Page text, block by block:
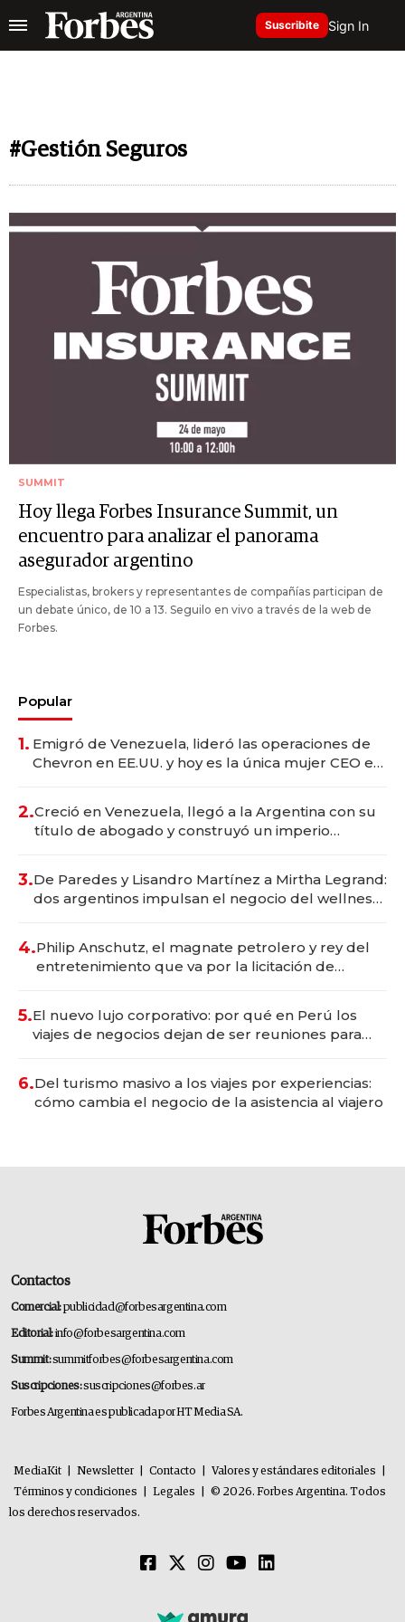
Suscribite Sign In
#Gestión Seguros
SUMMIT
Hoy llega Forbes Insurance Summit, un
encuentro para analizar el panorama
asegurador argentino
Especialistas, brokers y representantes de compañías participan de
un debate único, de 10 a 13. Seguilo en vivo a través de la web de
Forbes.
Popular
1. Emigró de Venezuela, lideró las operaciones de
Chevron en EE.UU. y hoy es la única mujer CEO en
2.Creció en Venezuela, llegó a la Argentina con su
título de abogado y construyó un imperio
3.De Paredes y Lisandro Martínez a Mirtha Legrand:
dos argentinos impulsan el negocio del wellness
4.Philip Anschutz, el magnate petrolero y rey del
entretenimiento que va por la licitación de
5.El nuevo lujo corporativo: por qué en Perú los
viajes de negocios dejan de ser reuniones para
6.Del turismo masivo a los viajes por experiencias:
cómo cambia el negocio de la asistencia al viajero
Contactos
Comercial:publicidad@forbesargentina.com
Editorial:info@forbesargentina.com
Summit:summitforbes@forbesargentina.com
Suscripciones:suscripciones@forbes.ar
Forbes Argentina es publicada por HT Media SA.
MediaKit Newsletter Contacto Valores y estándares editoriales
Términos y condiciones
Legales
© 2026. Forbes Argentina. Todos
los derechos reservados.